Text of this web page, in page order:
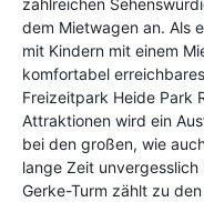
zahlreichen
dem Mietwagen an. Als
mit Kindern mit einem
komfortabel
Freizeitpark Heide Park
Attraktionen wird ein
bei den großen, wie
lange Zeit
Gerke-Turm zählt zu